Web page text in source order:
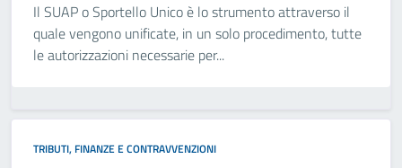
Il SUAP o Sportello Unico è lo strumento attraverso il
quale vengono unificate, in un solo procedimento, tutte
le autorizzazioni necessarie per...
TRIBUTI, FINANZE E CONTRAVVENZIONI